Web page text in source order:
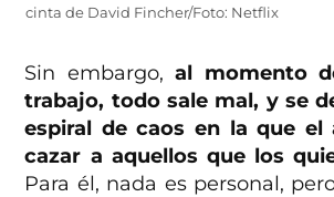
cinta de David Fincher/Foto: Netflix
Sin embargo,al momento
trabajo, todo sale mal, y se
espiral de caos en la que el
cazar a aquellos que los
Para él, nada es personal,